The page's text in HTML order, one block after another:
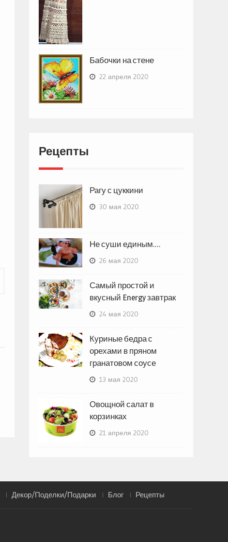
Бабочки на стене
22 апреля 2020
Рецепты
Рагу с цуккини
30 мая 2020
Не суши единым….
26 мая 2020
Самый простой и
вкусный Energy завтрак
24 мая 2020
Куриные бедра с
орехами в пряном
гранатовом соусе
13 мая 2020
Овощной салат в
корзинках
21 апреля 2020
Декор/Поделки/Подарки Блог Рецепты